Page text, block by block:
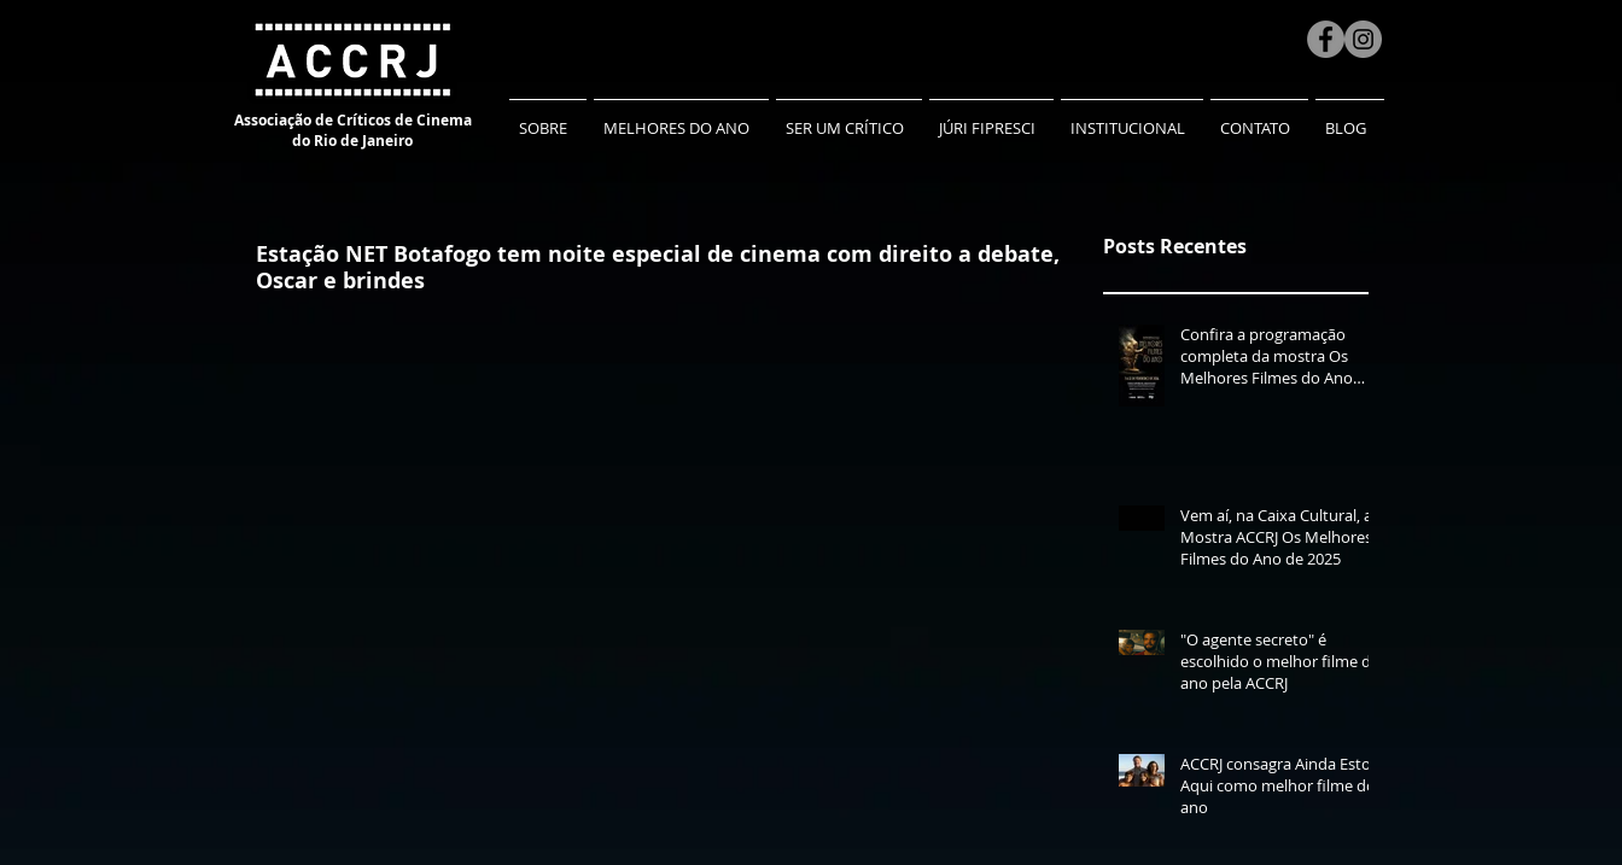
Associação de Críticos de Cinema
do Rio de Janeiro
SOBRE MELHORES DO ANO SER UM CRÍTICO JÚRI FIPRESCI INSTITUCIONAL CONTATO BLOG
Estação NET Botafogo tem noite especial de cinema com direito a debate,
Oscar e brindes
Posts Recentes
Confira a programação
completa da mostra Os
Melhores Filmes do Ano
Vem aí, na Caixa Cultural, a
Mostra ACCRJ Os Melhores
Filmes do Ano de 2025
"O agente secreto" é
escolhido o melhor filme do
ano pela ACCRJ
ACCRJ consagra Ainda Estou
Aqui como melhor filme do
ano